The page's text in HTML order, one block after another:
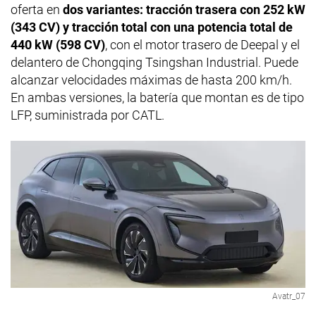
oferta en dos variantes: tracción trasera con 252 kW
(343 CV) y tracción total con una potencia total de
440 kW (598 CV), con el motor trasero de Deepal y el
delantero de Chongqing Tsingshan Industrial. Puede
alcanzar velocidades máximas de hasta 200 km/h.
En ambas versiones, la batería que montan es de tipo
LFP, suministrada por CATL.
Avatr_07